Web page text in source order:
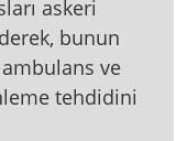
askeri
bunun
ve
tehdidini